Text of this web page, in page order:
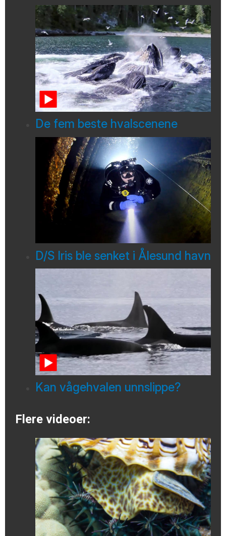
De fem beste hvalscenene
D/S Iris ble senket i Ålesund havn
Kan vågehvalen unnslippe?
Flere videoer: